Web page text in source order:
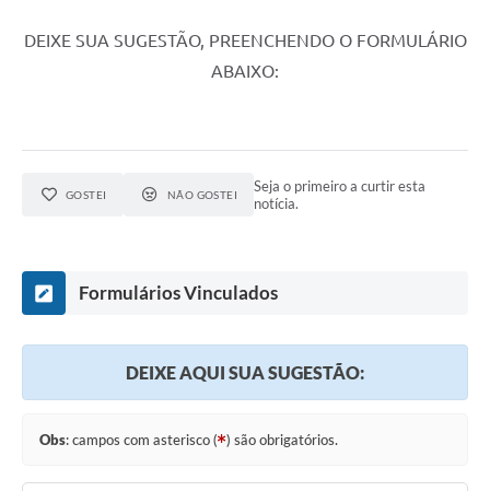
DEIXE SUA SUGESTÃO, PREENCHENDO O FORMULÁRIO
ABAIXO:
GOSTEI NÃO GOSTEI
Seja o primeiro a curtir esta
notícia.
Formulários Vinculados
DEIXE AQUI SUA SUGESTÃO:
Obs: campos com asterisco ( ) são obrigatórios.